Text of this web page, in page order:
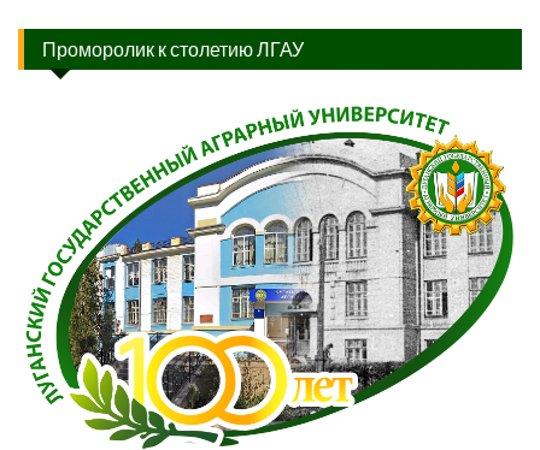
Проморолик к столетию ЛГАУ